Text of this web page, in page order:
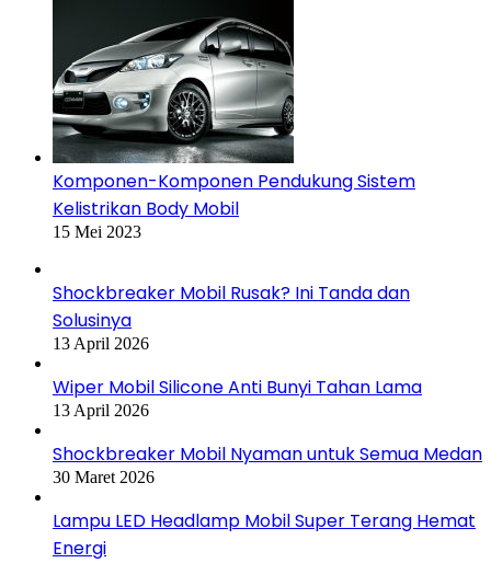
Komponen-Komponen Pendukung Sistem
Kelistrikan Body Mobil
15 Mei 2023
Shockbreaker Mobil Rusak? Ini Tanda dan
Solusinya
13 April 2026
Wiper Mobil Silicone Anti Bunyi Tahan Lama
13 April 2026
Shockbreaker Mobil Nyaman untuk Semua Medan
30 Maret 2026
Lampu LED Headlamp Mobil Super Terang Hemat
Energi